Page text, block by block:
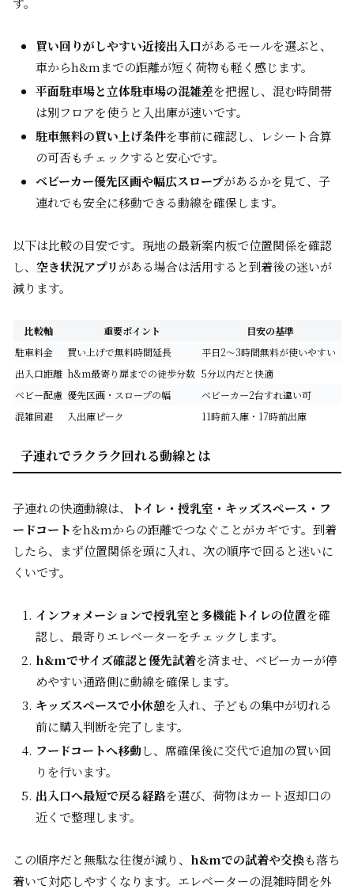
買い回りがしやすい近接出入口があるモールを選ぶと、
車からh&mまでの距離が短く荷物も軽く感じます。
平面駐車場と立体駐車場の混雑差を把握し、混む時間帯
は別フロアを使うと入出庫が速いです。
駐車無料の買い上げ条件を事前に確認し、レシート合算
の可否もチェックすると安心です。
ベビーカー優先区画や幅広スロープがあるかを見て、子
連れでも安全に移動できる動線を確保します。
以下は比較の目安です。現地の最新案内板で位置関係を確認
し、 空き状況アプリがある場合は活用すると到着後の迷いが
減ります。
比較軸 重要ポイント
目安の基準
駐車料金
買い上げで無料時間延長
平日2〜3時間無料が使いやすい
出入口距離 h&m最寄り扉までの徒歩分数 5分以内だと快適
ベビー配慮 優先区画・スロープの幅
ベビーカー2台すれ違い可
混雑回避
入出庫ピーク 11時前入庫・17時前出庫
子連れでラクラク回れる動線とは
子連れの快適動線は、
トイレ・授乳室・キッズスペース・フ
ードコートをh&mからの距離でつなぐことがカギです。到着
したら、まず位置関係を頭に入れ、次の順序で回ると迷いに
くいです。
インフォメーションで授乳室と多機能トイレの位置を確
認し、最寄りエレベーターをチェックします。
h&mでサイズ確認と優先試着を済ませ、ベビーカーが停
めやすい通路側に動線を確保します。
キッズスペースで小休憩を入れ、子どもの集中が切れる
前に購入判断を完了します。
フードコートへ移動し、席確保後に交代で追加の買い回
りを行います。
出入口へ最短で戻る経路を選び、荷物はカート返却口の
近くで整理します。
この順序だと無駄な往復が減り、 h&mでの試着や交換も落ち
着いて対応しやすくなります。エレベーターの混雑時間を外